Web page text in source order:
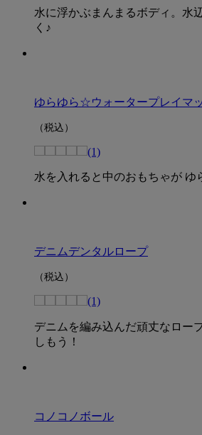
水に浮かぶまんまるボディ。水
く♪
ゆらゆら☆ウォータープレイマ
（税込）
(1)
水を入れると中のおもちゃが ゆ
デニムデンタルロープ
（税込）
(1)
デニムを編み込んだ頑丈なロー
しもう！
コノコノボール